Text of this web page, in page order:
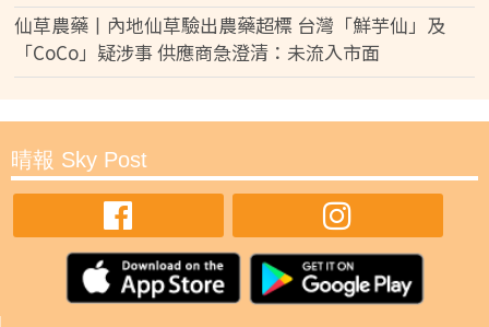
仙草農藥丨內地仙草驗出農藥超標 台灣「鮮芋仙」及
「CoCo」疑涉事 供應商急澄清：未流入市面
晴報 Sky Post